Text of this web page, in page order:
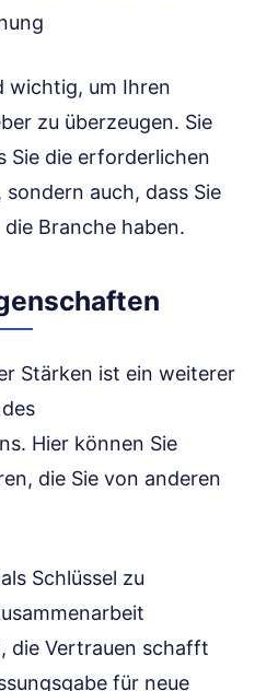
wichtig, um Ihren
zu überzeugen. Sie
Sie die erforderlichen
auch, dass Sie
Branche haben.
Stärken ist ein weiterer
Hier können Sie
die Sie von anderen
Schlüssel zu
die Vertrauen schafft
für neue